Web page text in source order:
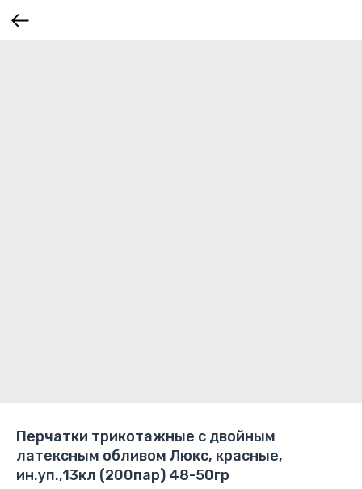
Перчатки трикотажные с двойным
латексным обливом Люкс, красные,
ин.уп.,13кл (200пар) 48-50гр